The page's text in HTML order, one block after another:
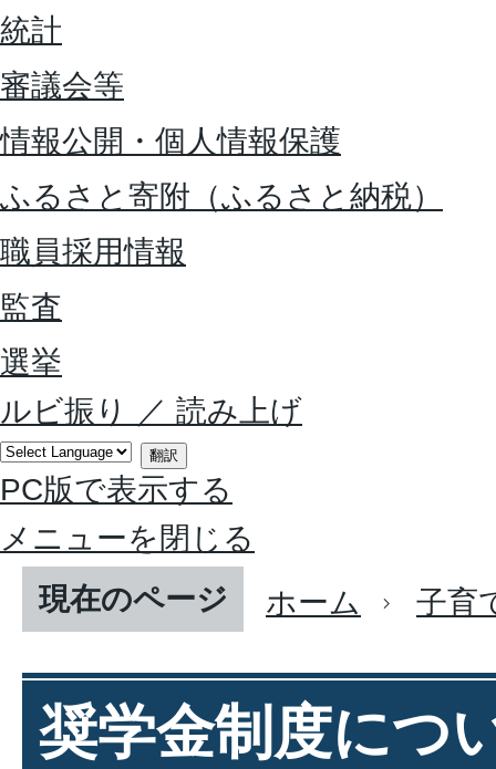
統計
審議会等
情報公開・個人情報保護
ふるさと寄附（ふるさと納税）
職員採用情報
監査
選挙
ルビ振り
／ 読み上げ
翻訳
PC版で表示する
メニューを閉じる
現在のページ
ホーム 子育
奨学金制度につ